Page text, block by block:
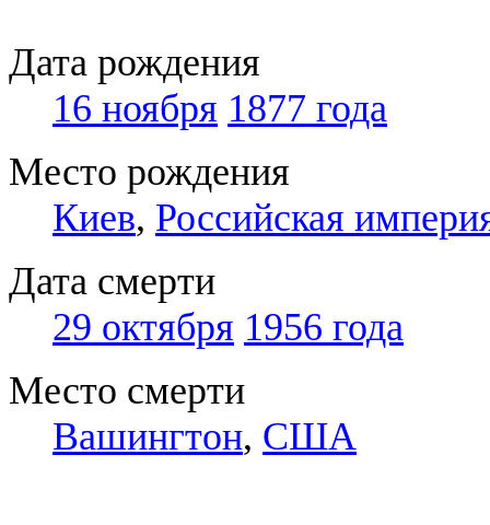
Дата рождения
16 ноября 1877 года
Место рождения
Киев, Российская
Дата смерти
29 октября 1956 года
Место смерти
Вашингтон, США